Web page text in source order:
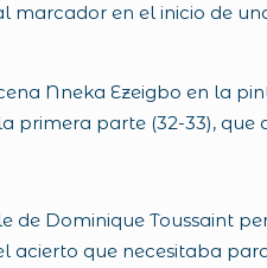
marcador en el inicio de
Nneka Ezeigbo en la
primera parte (32-33),
Dominique Toussaint
que necesitaba